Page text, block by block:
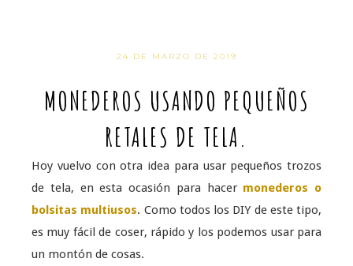
24 DE MARZO DE 2019
MONEDEROS USANDO PEQUEÑOS
RETALES DE TELA.
Hoy vuelvo con otra idea para usar pequeños trozos
de tela, en esta ocasión para hacer monederos o
bolsitas multiusos. Como todos los DIY de este tipo,
es muy fácil de coser, rápido y los podemos usar para
un montón de cosas.